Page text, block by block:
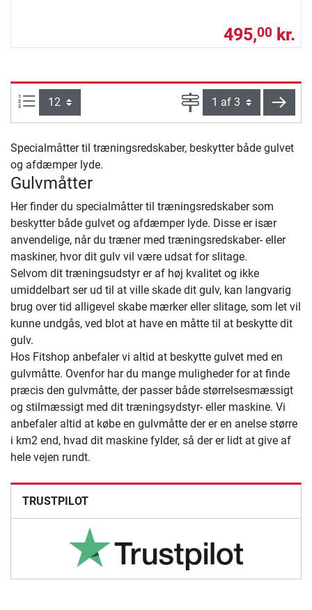
495,00 kr.
Artikel pr. side: Side
TRUSTPILOT
Specialmåtter til træningsredskaber, beskytter både gulvet
og afdæmper lyde.
Gulvmåtter
Her finder du specialmåtter til træningsredskaber som
beskytter både gulvet og afdæmper lyde. Disse er især
anvendelige, når du træner med træningsredskaber- eller
maskiner, hvor dit gulv vil være udsat for slitage.
Selvom dit træningsudstyr er af høj kvalitet og ikke
umiddelbart ser ud til at ville skade dit gulv, kan langvarig
brug over tid alligevel skabe mærker eller slitage, som let vil
kunne undgås, ved blot at have en måtte til at beskytte dit
gulv.
Hos Fitshop anbefaler vi altid at beskytte gulvet med en
gulvmåtte. Ovenfor har du mange muligheder for at finde
præcis den gulvmåtte, der passer både størrelsesmæssigt
og stilmæssigt med dit træningsydstyr- eller maskine. Vi
anbefaler altid at købe en gulvmåtte der er en anelse større
i km2 end, hvad dit maskine fylder, så der er lidt at give af
hele vejen rundt.